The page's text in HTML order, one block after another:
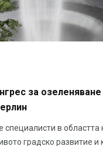
за
в областта
градско развитие и